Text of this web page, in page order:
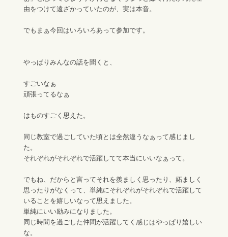
由をつけて遠ざかっていたのが、実は本音。
でもまぁ今回はいろいろあって参加です。
やっぱりみんなの話を聞くと、
すごいなぁ
頑張ってるなぁ
はものすごく思えた。
同じ教室で過ごしていた頃とは全然違うなぁって感じまし
た。
それぞれがそれぞれで活躍してて本当にいいなぁって。
でもね、だからと言ってそれを羨ましく思ったり、妬ましく
思ったりがなくって、単純にそれぞれがそれぞれで活躍して
いることを嬉しいなって思えました。
単純にいい励みになりました。
同じ時間を過ごした仲間が活躍してく感じはやっぱり嬉しい
な。